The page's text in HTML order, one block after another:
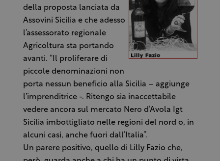
della proposta lanciata da
Assovini Sicilia e che adesso
l’assessorato regionale
Agricoltura sta portando
avanti. “Il proliferare di
piccole denominazioni non
porta nessun beneficio alla Sicilia – aggiunge
l’imprenditrice -. Ritengo sia inaccettabile
vedere ancora sul mercato Nero d’Avola Igt
Sicilia imbottigliato nelle regioni del nord o, in
alcuni casi, anche fuori dall’Italia”.
Un parere positivo, quello di Lilly Fazio che,